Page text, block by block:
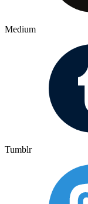
Medium
Tumblr